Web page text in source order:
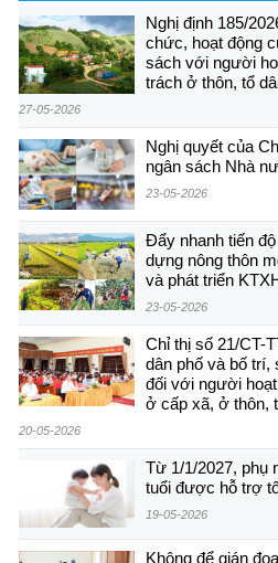
Nghị định 185/
chức, hoạt động
sách với người
trách ở thôn, tổ
27-05-2026
Nghị quyết của
ngân sách Nhà
23-05-2026
Đẩy nhanh tiến
dựng nông thôn
và phát triển
23-05-2026
Chỉ thị số 21/CT-
dân phố và bố trí,
đối với người
ở cấp xã, ở thôn,
20-05-2026
Từ 1/1/2027, phụ
tuổi được hỗ trợ
19-05-2026
Không để gián